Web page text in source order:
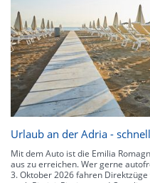
Urlaub an der Adria -
Mit dem Auto ist die Emilia
aus zu erreichen. Wer gerne
3. Oktober 2026 fahren